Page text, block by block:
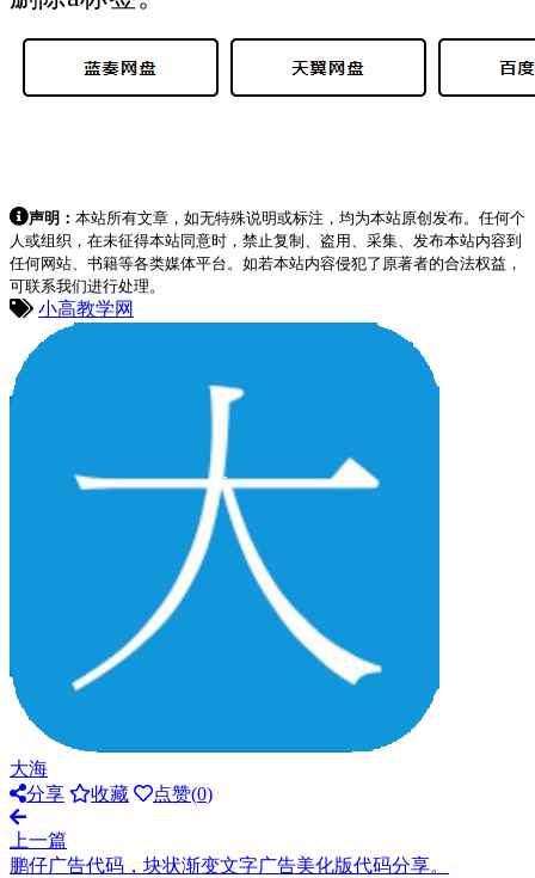
声明： 本站所有文章，如无特殊说明或标注，均为本站原创发布。任何个
人或组织，在未征得本站同意时，禁止复制、盗用、采集、发布本站内容到
任何网站、书籍等各类媒体平台。如若本站内容侵犯了原著者的合法权益，
可联系我们进行处理。
小高教学网
大海
分享
收藏 点赞(0)
上一篇
鹏仔广告代码，块状渐变文字广告美化版代码分享。